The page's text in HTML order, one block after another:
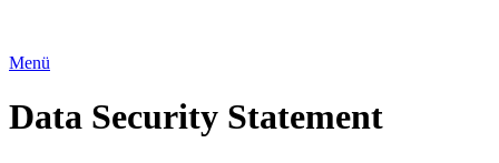
Menü
Data Security Statement